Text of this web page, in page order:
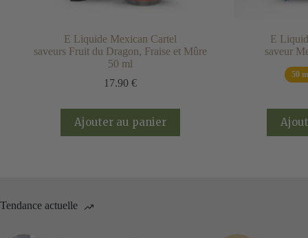
E Liquide Mexican Cartel
saveurs Fruit du Dragon, Fraise et Mûre
50 ml
17.90 €
Ajouter au panier
E
saveur
50
Tendance actuelle